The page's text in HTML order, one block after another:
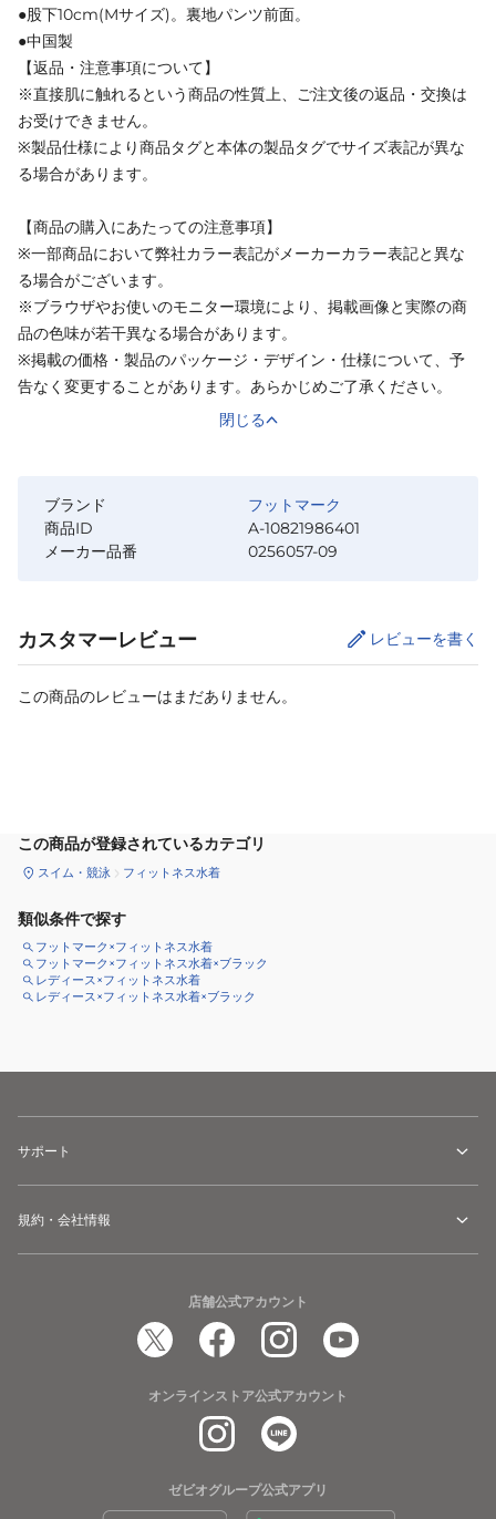
●股下10cm(Mサイズ)。裏地パンツ前面。
●中国製
【返品・注意事項について】
※直接肌に触れるという商品の性質上、ご注文後の返品・交換は
お受けできません。
※製品仕様により商品タグと本体の製品タグでサイズ表記が異な
る場合があります。
【商品の購入にあたっての注意事項】
※一部商品において弊社カラー表記がメーカーカラー表記と異な
る場合がございます。
※ブラウザやお使いのモニター環境により、掲載画像と実際の商
品の色味が若干異なる場合があります。
※掲載の価格・製品のパッケージ・デザイン・仕様について、予
告なく変更することがあります。あらかじめご了承ください。
閉じる
ブランド
フットマーク
商品ID
A-10821986401
メーカー品番
0256057-09
カスタマーレビュー レビューを書く
この商品のレビューはまだありません。
この商品が登録されているカテゴリ
スイム・競泳 フィットネス水着
類似条件で探す
フットマーク×フィットネス水着
フットマーク×フィットネス水着×ブラック
レディース×フィットネス水着
レディース×フィットネス水着×ブラック
サポート
規約・会社情報
店舗公式アカウント
オンラインストア公式アカウント
ゼビオグループ公式アプリ